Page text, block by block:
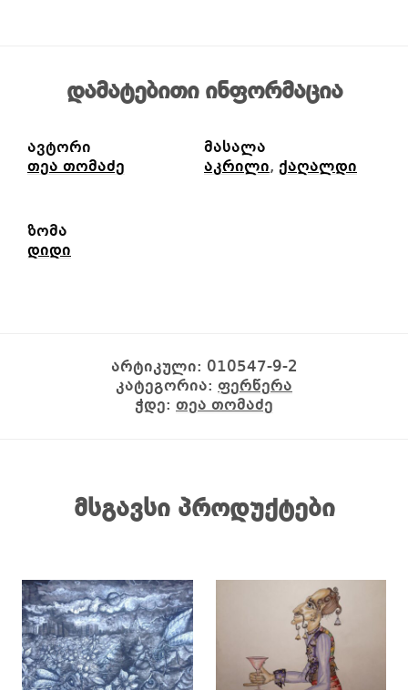
დამატებითი ინფორმაცია
ავტორი
თეა თომაძე
მასალა
აკრილი, ქაღალდი
ზომა
დიდი
არტიკული: 010547-9-2
კატეგორია: ფერწერა
ჭდე: თეა თომაძე
მსგავსი პროდუქტები